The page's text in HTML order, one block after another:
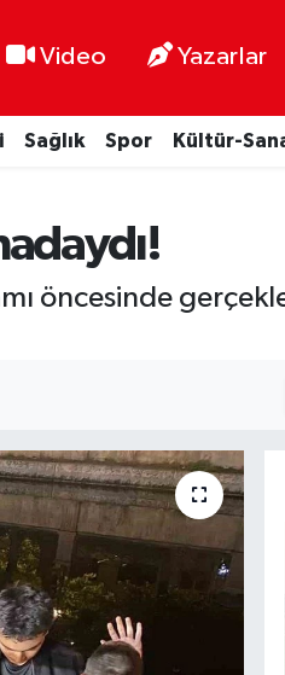
Video Yazarlar
Sağlık Spor Kültür-
öncesinde